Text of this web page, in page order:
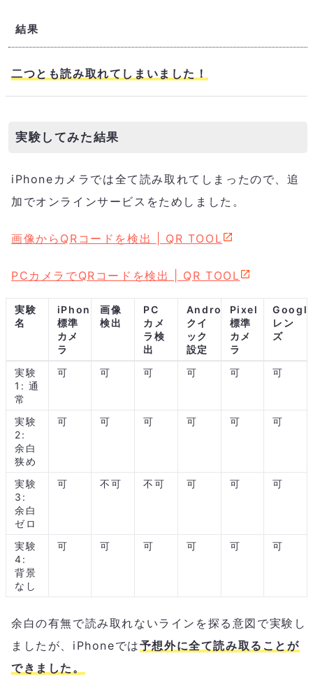
結果
二つとも読み取れてしまいました！
実験してみた結果
iPhoneカメラでは全て読み取れてしまったので、追
加でオンラインサービスをためしました。
画像からQRコードを検出 | QR TOOL
PCカメラでQRコードを検出 | QR TOOL
実験
名
iPhone
標準
カメ
ラ
画像
検出
PC
カメ
ラ検
出
Android
クイ
ック
設定
Pixel
標準
カメ
ラ
レン
ズ
実験
1: 通
常
可 可 可 可 可 可
実験
2:
余白
狭め
可 可 可 可 可 可
実験
3:
余白
ゼロ
可 不可 不可 可 可 可
実験
4:
背景
なし
可 可 可 可 可 可
余白の有無で読み取れないラインを探る意図で実験し
ましたが、iPhoneでは予想外に全て読み取ることが
できました。